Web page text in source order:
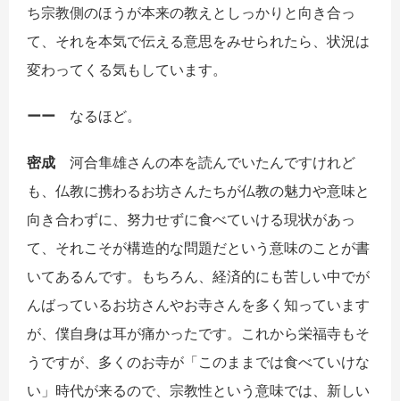
ち宗教側のほうが本来の教えとしっかりと向き合っ
て、それを本気で伝える意思をみせられたら、状況は
変わってくる気もしています。
ーー なるほど。
密成 河合隼雄さんの本を読んでいたんですけれど
も、仏教に携わるお坊さんたちが仏教の魅力や意味と
向き合わずに、努力せずに食べていける現状があっ
て、それこそが構造的な問題だという意味のことが書
いてあるんです。もちろん、経済的にも苦しい中でが
んばっているお坊さんやお寺さんを多く知っています
が、僕自身は耳が痛かったです。これから栄福寺もそ
うですが、多くのお寺が「このままでは食べていけな
い」時代が来るので、宗教性という意味では、新しい